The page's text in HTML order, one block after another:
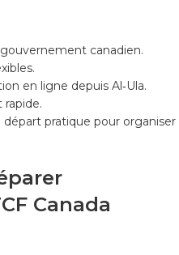
canadien.
en ligne depuis Al‑Ula.
rapide.
pratique pour organiser
Canada